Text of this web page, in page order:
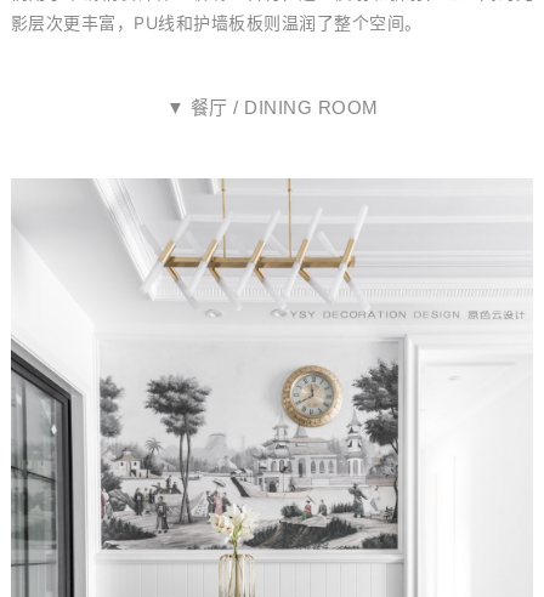
影层次更丰富，PU线和护墙板板则温润了整个空间。
▼ 餐厅 / DINING ROOM